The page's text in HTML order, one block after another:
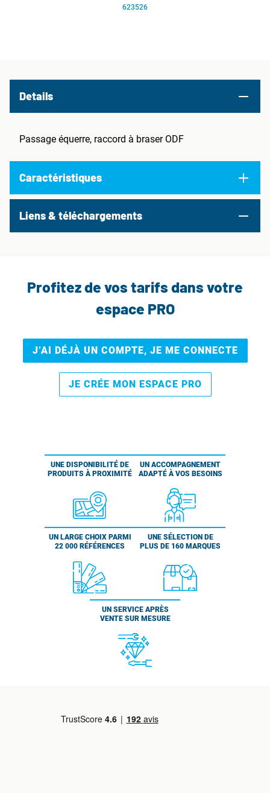
623526
Details
Passage équerre, raccord à braser ODF
Caractéristiques
Liens & téléchargements
Profitez de vos tarifs dans votre
espace PRO
J’AI DÉJÀ UN COMPTE, JE ME CONNECTE
JE CRÉE MON ESPACE PRO
UNE DISPONIBILITÉ DE
PRODUITS À PROXIMITÉ
UN ACCOMPAGNEMENT
ADAPTÉ À VOS BESOINS
UN LARGE CHOIX PARMI
22 000 RÉFÉRENCES
UNE SÉLECTION DE
PLUS DE 160 MARQUES
UN SERVICE APRÈS
VENTE SUR MESURE